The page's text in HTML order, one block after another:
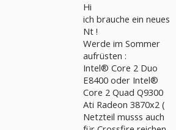
Hi
ich brauche ein neues
Nt !
Werde im Sommer
aufrüsten :
Intel® Core 2 Duo
E8400 oder Intel®
Core 2 Quad Q9300
Ati Radeon 3870x2 (
Netzteil musss auch